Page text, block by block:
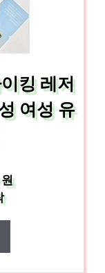
킹 레저
여성 유